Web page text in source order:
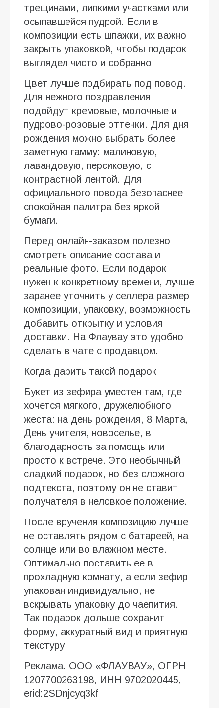
трещинами, липкими участками или
осыпавшейся пудрой. Если в
композиции есть шпажки, их важно
закрыть упаковкой, чтобы подарок
выглядел чисто и собранно.
Цвет лучше подбирать под повод.
Для нежного поздравления
подойдут кремовые, молочные и
пудрово-розовые оттенки. Для дня
рождения можно выбрать более
заметную гамму: малиновую,
лавандовую, персиковую, с
контрастной лентой. Для
официального повода безопаснее
спокойная палитра без яркой
бумаги.
Перед онлайн-заказом полезно
смотреть описание состава и
реальные фото. Если подарок
нужен к конкретному времени, лучше
заранее уточнить у селлера размер
композиции, упаковку, возможность
добавить открытку и условия
доставки. На Флаувау это удобно
сделать в чате с продавцом.
Когда дарить такой подарок
Букет из зефира уместен там, где
хочется мягкого, дружелюбного
жеста: на день рождения, 8 Марта,
День учителя, новоселье, в
благодарность за помощь или
просто к встрече. Это необычный
сладкий подарок, но без сложного
подтекста, поэтому он не ставит
получателя в неловкое положение.
После вручения композицию лучше
не оставлять рядом с батареей, на
солнце или во влажном месте.
Оптимально поставить ее в
прохладную комнату, а если зефир
упакован индивидуально, не
вскрывать упаковку до чаепития.
Так подарок дольше сохранит
форму, аккуратный вид и приятную
текстуру.
Реклама. ООО «ФЛАУВАУ», ОГРН
1207700263198, ИНН 9702020445,
erid:2SDnjcyq3kf